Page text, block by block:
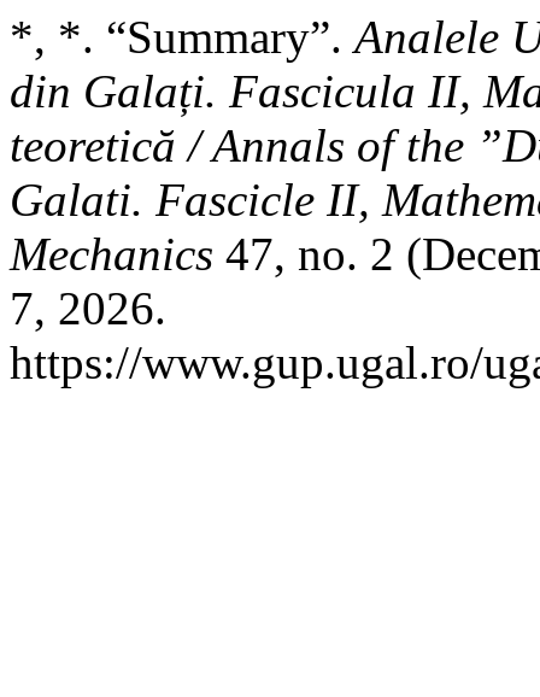
*, *. “Summary”.Analele
din Galați. Fascicula II,
teoretică / Annals of the
Galati. Fascicle II,
Mechanics 47, no. 2
7, 2026.
https://www.gup.ugal.ro/